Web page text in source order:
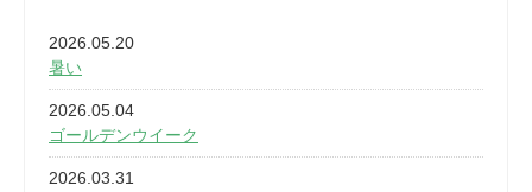
2026.05.20
暑い
2026.05.04
ゴールデンウイーク
2026.03.31